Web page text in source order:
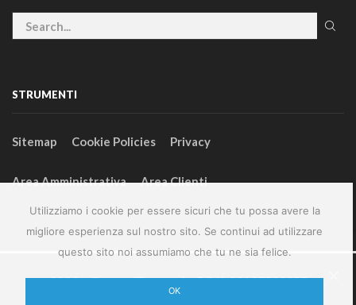
Utilizziamo i cookie per essere sicuri che tu possa avere la
migliore esperienza sul nostro sito. Se continui ad utilizzare
questo sito noi assumiamo che tu ne sia felice.
OK
STRUMENTI
Sitemap Cookie Policies Privacy
Area Amministrativa Area Clienti
2024 – GeneralFarm srl – P.IVA 00127580355